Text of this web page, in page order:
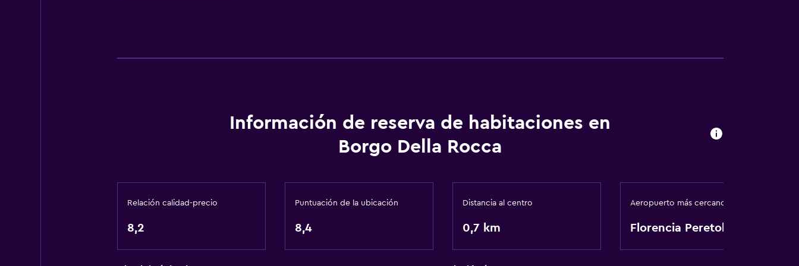
Información de reserva de habitaciones en
Borgo Della Rocca
Relación calidad-precio
8,2
Puntuación de la ubicación
8,4
Distancia al centro
0,7 km
Aeropuerto más cercano
Florencia Peretola